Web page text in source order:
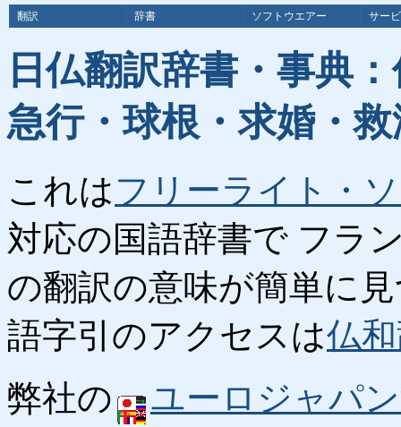
翻訳 辞書 ソフトウエアー サー
日仏翻訳辞書・事典
急行・球根・求婚・
これはフリーライト・
対応の国語辞書で フラ
の翻訳の意味が簡単に
語字引のアクセスは仏
弊社の
ユーロジャパ